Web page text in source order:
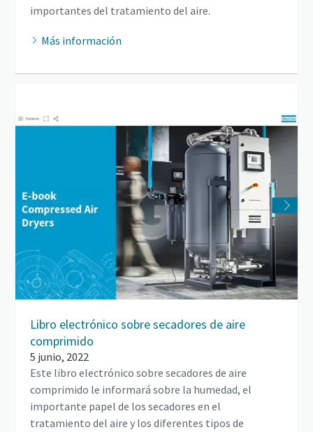
importantes del tratamiento del aire.
Más información
Libro electrónico sobre secadores de aire
comprimido
5 junio, 2022
Este libro electrónico sobre secadores de aire
comprimido le informará sobre la humedad, el
importante papel de los secadores en el
tratamiento del aire y los diferentes tipos de